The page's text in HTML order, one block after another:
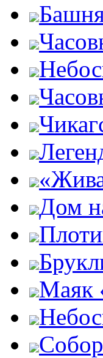
Дом
Маяк